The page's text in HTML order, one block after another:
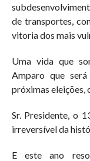
de transportes,
vitoria dos mais
Uma vida que
Amparo que
próximas eleições,
Sr. Presidente, o
irreversível da
E este ano